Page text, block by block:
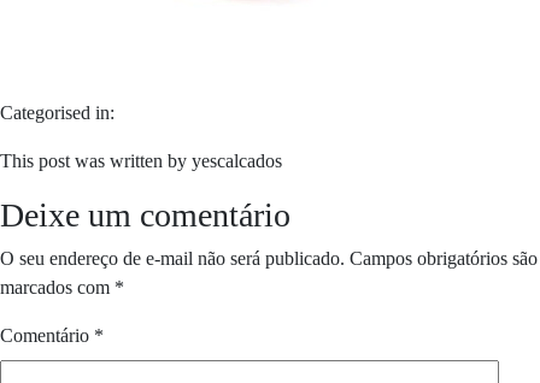
Categorised in:
This post was written by yescalcados
Deixe um comentário
O seu endereço de e-mail não será publicado. Campos obrigatórios são
marcados com *
Comentário *